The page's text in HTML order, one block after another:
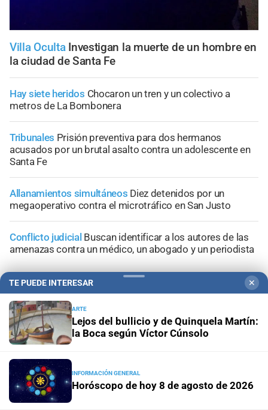
Villa Oculta Investigan la muerte de un hombre en
la ciudad de Santa Fe
Hay siete heridos Chocaron un tren y un colectivo a
metros de La Bombonera
Tribunales Prisión preventiva para dos hermanos
acusados por un brutal asalto contra un adolescente en
Santa Fe
Allanamientos simultáneos Diez detenidos por un
megaoperativo contra el microtráfico en San Justo
Conflicto judicial Buscan identificar a los autores de las
amenazas contra un médico, un abogado y un periodista
+Información General
TE PUEDE INTERESAR ✕
ARTE
Lejos del bullicio y de Quinquela Martín:
la Boca según Víctor Cúnsolo
INFORMACIÓN GENERAL
Horóscopo de hoy 8 de agosto de 2026